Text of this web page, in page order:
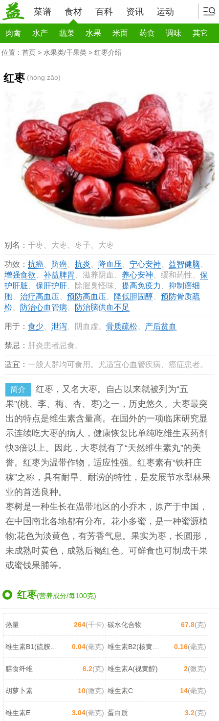
菜谱 食材 百科 资讯 运动
肉禽 水产 蔬菜 水果 米面 药食 调味 其它
位置： 首页 > 水果类/干果类 > 红枣介绍
红枣 (hóng zǎo)
别名： 干枣、大枣、枣子、大枣
功效： 抗癌、 防癌、 抗炎 降血压 宁心安神 益智健脑
增强食欲
补益脾胃 、滋养阴血、 养心安神 、缓和药性、 保
护肝脏、 保肝护肝、除腥臭怪味、 提高免疫力
抑制癌细
胞、 治疗高血压 预防高血压 降低胆固醇、 预防骨质疏
松、 防治心血管病 防治脑供血不足
用于： 食少、 泄泻、阴血虚、 骨质疏松、 产后贫血
禁忌： 肝炎患者忌食。
适宜： 一般人群均可食用。尤适宜心血管疾病、癌症患者。
简介
红枣，又名大枣。自占以来就被列为“五
果”(桃、李、梅、杏、枣)之一，历史悠久。大枣最突
出的特点是维生素含量高。在国外的一项临床研究显
示连续吃大枣的病人，健康恢复比单纯吃维生素药剂
快3倍以上。因此，大枣就有了“天然维生素丸”的美
誉。红枣为温带作物，适应性强。红枣素有“铁杆庄
稼”之称，具有耐旱、耐涝的特性，是发展节水型林果
业的首选良种。
枣树是一种生长在温带地区的小乔木，原产于中国，
在中国南北各地都有分布。花小多蜜，是一种蜜源植
物;花色为淡黄色，有芳香气息。果实为枣，长圆形，
未成熟时黄色，成熟后褐红色。可鲜食也可制成干果
或蜜饯果脯等。
红枣(营养成分/每100克)
热量 264(千卡) 碳水化合物 67.8(克)
维生素B1(硫胺素) 0.04(毫克) 维生素B2(核黄素) 0.16(毫克)
膳食纤维 6.2(克) 维生素A(视黄醇) 2(微克)
胡萝卜素 10(微克) 维生素C 14(毫克)
维生素E 3.04(毫克) 蛋白质 3.2(克)